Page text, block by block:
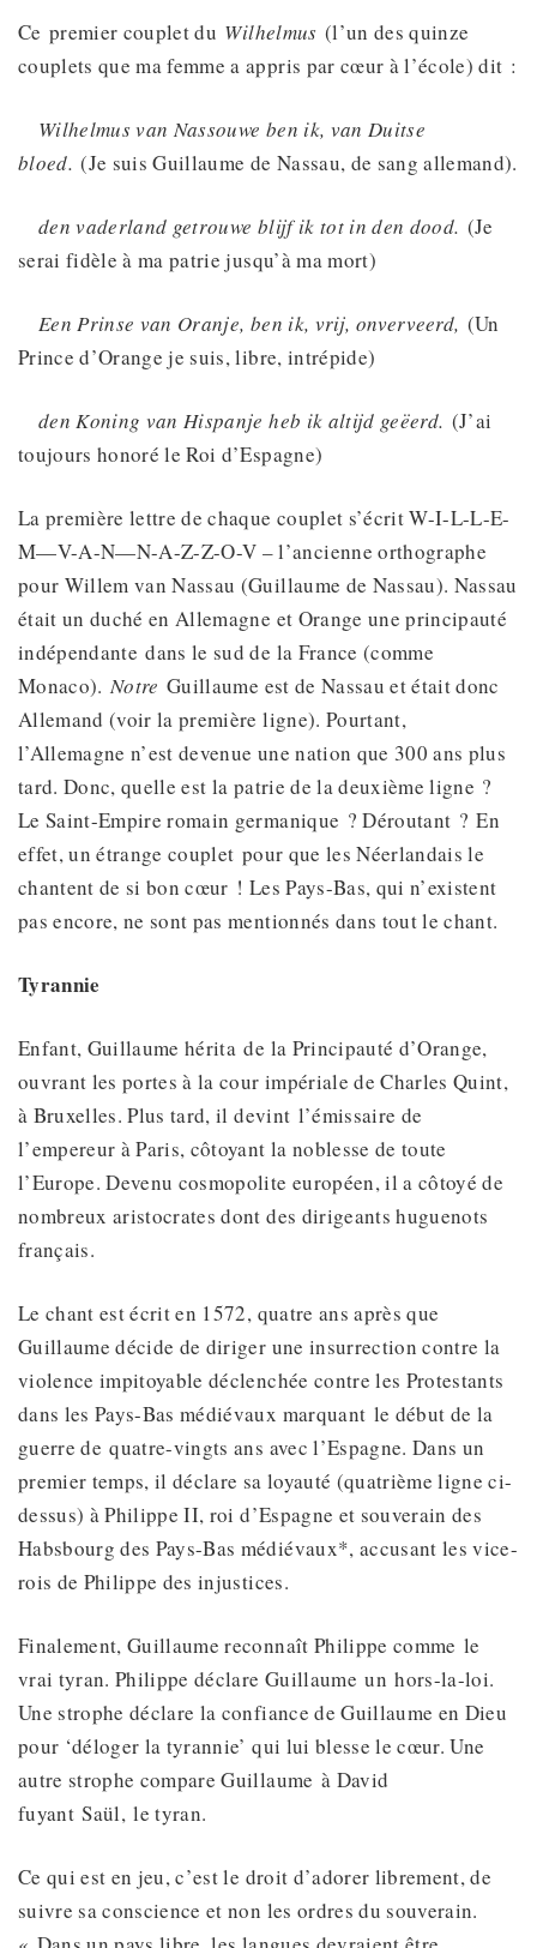
Ce premier couplet du Wilhelmus (l’un des quinze
couplets que ma femme a appris par cœur à l’école) dit :
Wilhelmus van Nassouwe ben ik, van Duitse
bloed.(Je suis Guillaume de Nassau, de sang allemand).
den vaderland getrouwe blijf ik tot in den dood. (Je
serai fidèle à ma patrie jusqu’à ma mort)
Een Prinse van Oranje, ben ik, vrij, onverveerd, (Un
Prince d’Orange je suis, libre, intrépide)
den Koning van Hispanje heb ik altijd geëerd. (J’ai
toujours honoré le Roi d’Espagne)
La première lettre de chaque couplet s’écrit W-I-L-L-E-
M—V-A-N—N-A-Z-Z-O-V – l’ancienne orthographe
pour Willem van Nassau (Guillaume de Nassau). Nassau
était un duché en Allemagne et Orange une principauté
indépendante dans le sud de la France (comme
Monaco).NotreGuillaume est de Nassau et était donc
Allemand (voir la première ligne). Pourtant,
l’Allemagne n’est devenue une nation que 300 ans plus
tard. Donc, quelle est la patrie de la deuxième ligne ?
Le Saint-Empire romain germanique ? Déroutant ? En
effet, un étrange couplet pour que les Néerlandais le
chantent de si bon cœur ! Les Pays-Bas, qui n’existent
pas encore, ne sont pas mentionnés dans tout le chant.
Tyrannie
Enfant, Guillaume hérita de la Principauté d’Orange,
ouvrant les portes à la cour impériale de Charles Quint,
à Bruxelles. Plus tard, il devint l’émissaire de
l’empereur à Paris, côtoyant la noblesse de toute
l’Europe. Devenu cosmopolite européen, il a côtoyé de
nombreux aristocrates dont des dirigeants huguenots
français.
Le chant est écrit en 1572, quatre ans après que
Guillaume décide de diriger une insurrection contre la
violence impitoyable déclenchée contre les Protestants
dans les Pays-Bas médiévaux marquant le début de la
guerre de quatre-vingts ans avec l’Espagne. Dans un
premier temps, il déclare sa loyauté (quatrième ligne ci-
dessus) à Philippe II, roi d’Espagne et souverain des
Habsbourg des Pays-Bas médiévaux*, accusant les vice-
rois de Philippe des injustices.
Finalement, Guillaume reconnaît Philippe comme le
vrai tyran. Philippe déclare Guillaume un hors-la-loi.
Une strophe déclare la confiance de Guillaume en Dieu
pour ‘déloger la tyrannie’ qui lui blesse le cœur. Une
autre strophe compare Guillaume à David
fuyant Saül, le tyran.
Ce qui est en jeu, c’est le droit d’adorer librement, de
suivre sa conscience et non les ordres du souverain.